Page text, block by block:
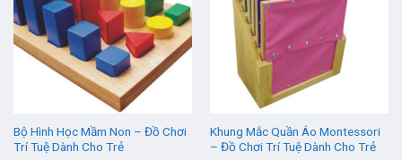
Bộ Hình Học Mầm Non – Đồ Chơi
Trí Tuệ Dành Cho Trẻ
Khung Mắc Quần Áo Montessori
– Đồ Chơi Trí Tuệ Dành Cho Trẻ